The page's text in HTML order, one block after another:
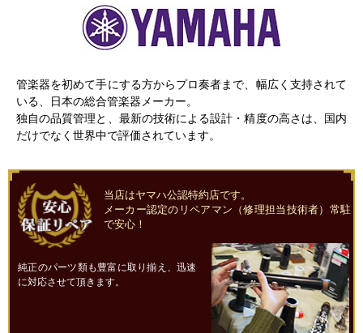
管楽器を初めて手にする方からプロ奏者まで、幅広く支持されて
いる、日本の総合管楽器メーカー。
独自の品質管理と、最新の技術による設計・精度の高さは、国内
だけでなく世界中で評価されています。
当店はヤマハ公認特約店です。
メーカー認定のリペアマン（修理担当技術者）常駐
で安心！
純正のパーツ類も豊富に取り揃え、迅速
に対応させて頂きます。